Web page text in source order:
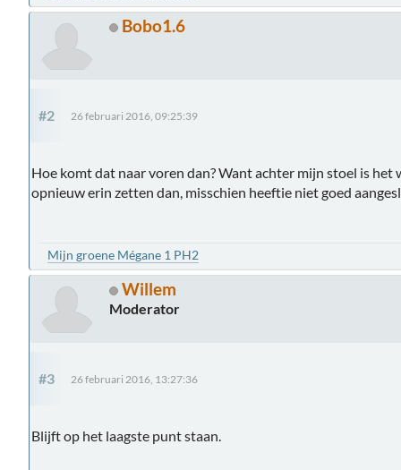
Bobo1.6
#2 26 februari 2016, 09:25:39
Hoe komt dat naar voren dan? Want achter mijn stoel is het
opnieuw erin zetten dan, misschien heeftie niet goed
Mijn groene Mégane 1 PH2
Willem
Moderator
#3 26 februari 2016, 13:27:36
Blijft op het laagste punt staan.